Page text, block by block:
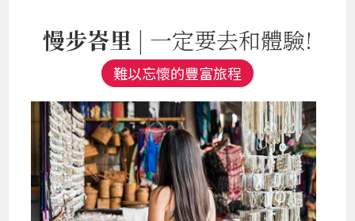
慢步峇里 | 一定要去和體驗!
難以忘懷的豐富旅程